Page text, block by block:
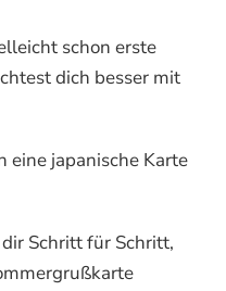
schon erste
dich besser mit
eine japanische Karte
Schritt für Schritt,